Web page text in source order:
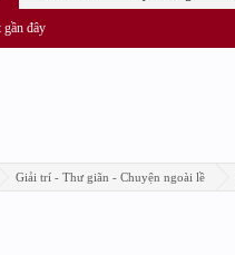
Giải trí - Thư giãn - Chuyện ngoài lề
gần đây